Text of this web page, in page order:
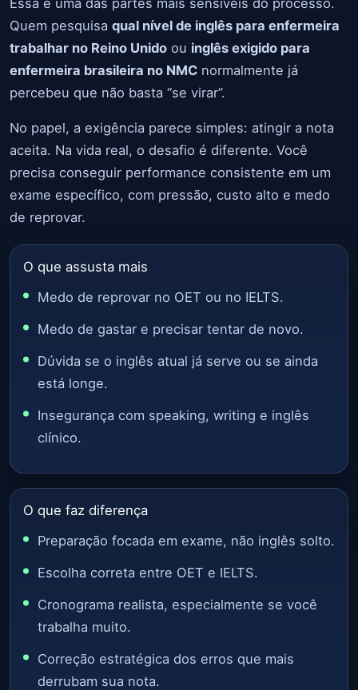
Essa é uma das partes mais sensíveis do processo.
Quem pesquisa qual nível de inglês para enfermeira
trabalhar no Reino Unido ou inglês exigido para
enfermeira brasileira no NMC normalmente já
percebeu que não basta “se virar”.
No papel, a exigência parece simples: atingir a nota
aceita. Na vida real, o desafio é diferente. Você
precisa conseguir performance consistente em um
exame específico, com pressão, custo alto e medo
de reprovar.
O que assusta mais
Medo de reprovar no OET ou no IELTS.
Medo de gastar e precisar tentar de novo.
Dúvida se o inglês atual já serve ou se ainda
está longe.
Insegurança com speaking, writing e inglês
clínico.
O que faz diferença
Preparação focada em exame, não inglês solto.
Escolha correta entre OET e IELTS.
Cronograma realista, especialmente se você
trabalha muito.
Correção estratégica dos erros que mais
derrubam sua nota.